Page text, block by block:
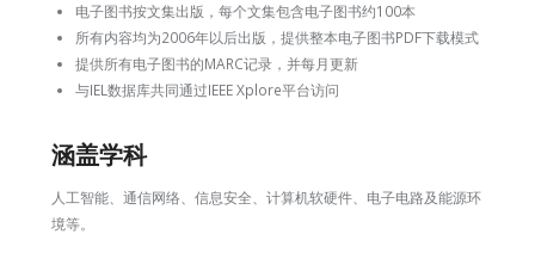
电子图书按文集出版，每个文集包含电子图书约100本
所有内容均为2006年以后出版，提供整本电子图书PDF下载模式
提供所有电子图书的MARC记录，并每月更新
与IEL数据库共同通过IEEE Xplore平台访问
涵盖学科
人工智能、通信网络、信息安全、计算机软硬件、电子电路及能源环
境等。